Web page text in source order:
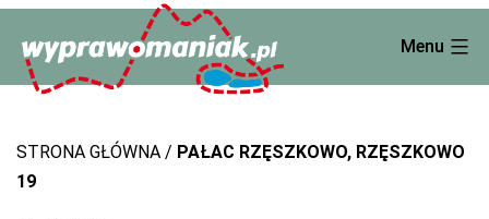
content
Menu
STRONA GŁÓWNA
PAŁAC RZĘSZKOWO, RZĘSZKOWO
19